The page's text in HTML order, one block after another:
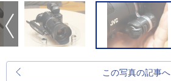
この写真の記事へ